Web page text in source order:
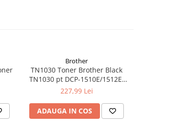
Brother
TN1030 Toner Brother Black
TN1030 pt DCP-1510E/1512E,
HL-1110E/1112E ,1K
227,99 Lei
ADAUGA IN COS